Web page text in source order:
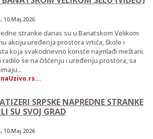
, 10.Maj.2026
stranke danas su u Banatskom Velikom
akciju uređenja prostora vrtića, škole i
koja svakodnevno koriste najmlađi meštani.
se na čišćenju i uređenju prostora, sa
SRPSKE NAPREDNE STRANKE
SU SVOJ GRAD
, 10.Maj.2026